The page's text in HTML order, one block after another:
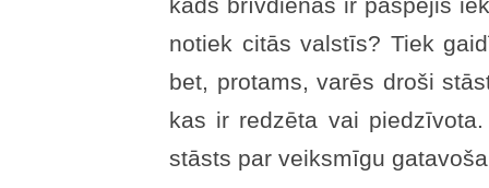
kāds brīvdienās ir paspējis
notiek citās valstīs? Tiek
bet, protams, varēs droši
kas ir redzēta vai
stāsts par veiksmīgu